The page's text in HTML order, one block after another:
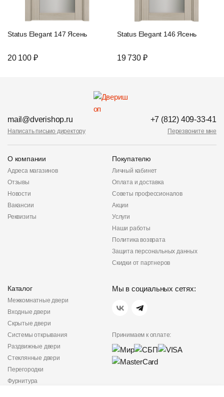
Status Elegant 147 Ясень
20 100 ₽
Status Elegant 146 Ясень
19 730 ₽
mail@dverishop.ru
Написать письмо директору
+7 (812) 409-33-41
Перезвоните мне
О компании
Адреса магазинов
Отзывы
Новости
Вакансии
Реквизиты
Покупателю
Личный кабинет
Оплата и доставка
Советы профессионалов
Акции
Услуги
Наши работы
Политика возврата
Защита персональных данных
Скидки от партнеров
Каталог
Межкомнатные двери
Входные двери
Скрытые двери
Системы открывания
Раздвижные двери
Стеклянные двери
Перегородки
Фурнитура
Мы в социальных сетях:
Принимаем к оплате: